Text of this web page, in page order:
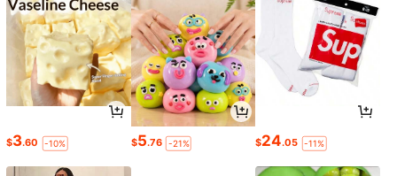
$3.60 -10% $5.76 -21% $24.05 -11%